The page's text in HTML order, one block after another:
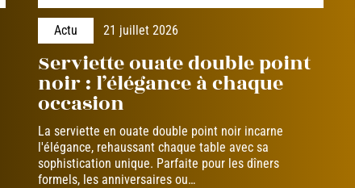
Actu 21 juillet 2026
Serviette ouate double point
noir : l’élégance à chaque
occasion
La serviette en ouate double point noir incarne
l'élégance, rehaussant chaque table avec sa
sophistication unique. Parfaite pour les dîners
formels, les anniversaires ou…